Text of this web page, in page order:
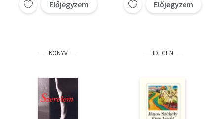
Előjegyzem Előjegyzem
KÖNYV IDEGEN